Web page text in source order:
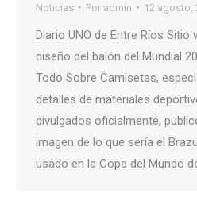
Noticias Por admin 12 agosto,
Diario UNO de Entre Ríos
diseño del balón del Mundial
Todo Sobre Camisetas,
detalles de materiales
divulgados oficialmente,
imagen de lo que sería el
usado en la Copa del Mundo